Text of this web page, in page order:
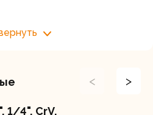
2"
4"
10, 11, 12, 13, 14 ,15, 17, 19,
1/4", CrV,
< >